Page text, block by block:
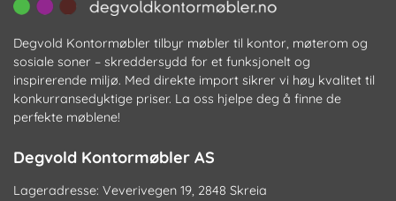
Degvold Kontormøbler tilbyr møbler til kontor, møterom og
sosiale soner – skreddersydd for et funksjonelt og
inspirerende miljø. Med direkte import sikrer vi høy kvalitet til
konkurransedyktige priser. La oss hjelpe deg å finne de
perfekte møblene!
Degvold Kontormøbler AS
Lageradresse: Veverivegen 19, 2848 Skreia